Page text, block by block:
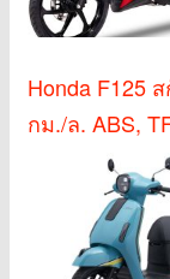
Honda F125
กม./ล. ABS,